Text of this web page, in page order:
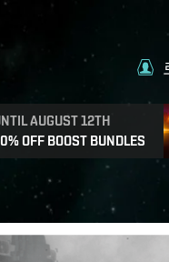
AUGUST 12TH
OFF BOOST BUNDLES